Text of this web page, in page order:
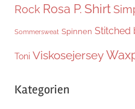
Rock Rosa P. Shirt
Sommersweat Spinnen Stitched
Toni Viskosejersey
Kategorien